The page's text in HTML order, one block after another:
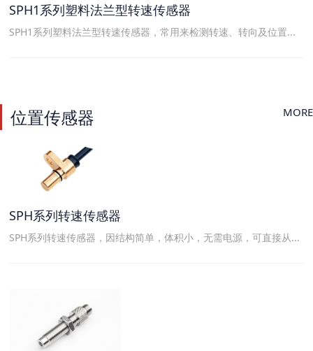
SPH1系列塑料法兰型转速传感器
SPH1系列塑料法兰型转速传感器，常用来检测转速、转向及位置...
位置传感器 MORE
SPH系列转速传感器
SPH系列转速传感器，因结构简单，体积小，无需电源，可直接从...